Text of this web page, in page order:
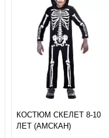
КОСТЮМ СКЕЛЕТ 8-10
ЛЕТ (АМСКАН)